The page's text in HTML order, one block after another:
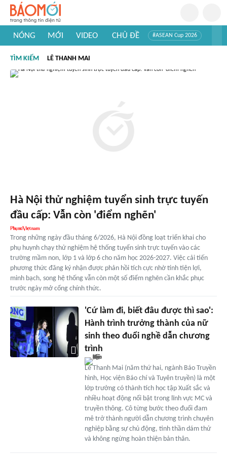
NÓNG MỚI VIDEO CHỦ ĐỀ #ASEAN Cup 2026
#Khám phá thế giới
TÌM KIẾM LÊ THANH MAI
Hà Nội thử nghiệm tuyển sinh trực tuyến
đầu cấp: Vẫn còn 'điểm nghẽn'
Trong những ngày đầu tháng 6/2026, Hà Nội đồng loạt triển khai cho
phụ huynh chạy thử nghiệm hệ thống tuyển sinh trực tuyến vào các
trường mầm non, lớp 1 và lớp 6 cho năm học 2026-2027. Việc cải tiến
phương thức đăng ký nhận được phản hồi tích cực nhờ tính tiện lợi,
minh bạch, song hệ thống vẫn còn một số điểm nghẽn cần khắc phục
trước ngày mở cổng chính thức.
'Cứ làm đi, biết đâu được thì sao':
Hành trình trưởng thành của nữ
sinh theo đuổi nghề dẫn chương
trình
Lê Thanh Mai (năm thứ hai, ngành Báo Truyền
hình, Học viện Báo chí và Tuyên truyền) là một
lớp trưởng có thành tích học tập Xuất sắc và
nhiều hoạt động nổi bật trong lĩnh vực MC và
truyền thông. Cô từng bước theo đuổi đam
mê trở thành người dẫn chương trình chuyên
nghiệp bằng sự chủ động, tinh thần dám thử
và không ngừng hoàn thiện bản thân.